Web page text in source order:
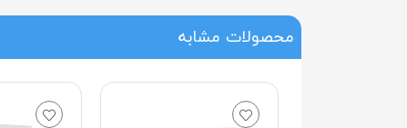
محصولات مشابه